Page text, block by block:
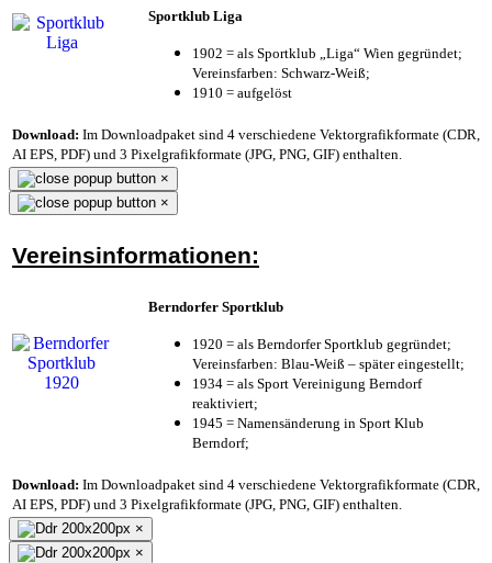
Sportklub Liga
1902 = als Sportklub „Liga“ Wien gegründet;
Vereinsfarben: Schwarz-Weiß;
1910 = aufgelöst
Download: Im Downloadpaket sind 4 verschiedene Vektorgrafikformate (CDR,
AI EPS, PDF) und 3 Pixelgrafikformate (JPG, PNG, GIF) enthalten.
×
×
Vereinsinformationen:
Berndorfer Sportklub
1920 = als Berndorfer Sportklub gegründet;
Vereinsfarben: Blau-Weiß – später eingestellt;
1934 = als Sport Vereinigung Berndorf
reaktiviert;
1945 = Namensänderung in Sport Klub
Berndorf;
Download: Im Downloadpaket sind 4 verschiedene Vektorgrafikformate (CDR,
AI EPS, PDF) und 3 Pixelgrafikformate (JPG, PNG, GIF) enthalten.
×
×